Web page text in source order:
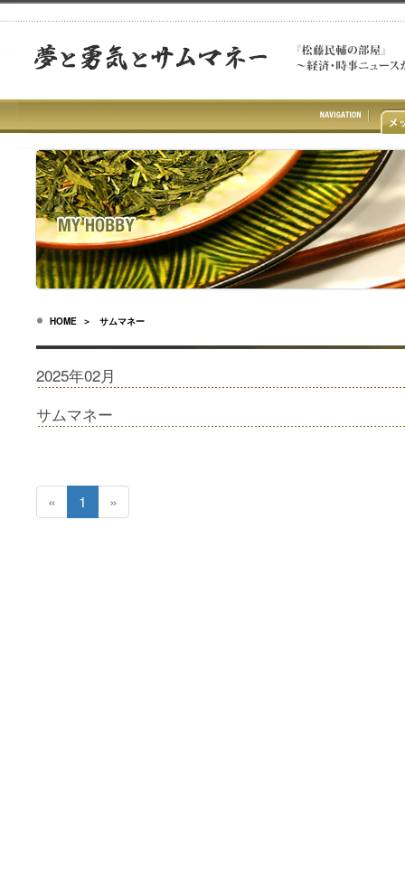
HOME ＞ サムマネー
2025年02月
サムマネー
« 1 »